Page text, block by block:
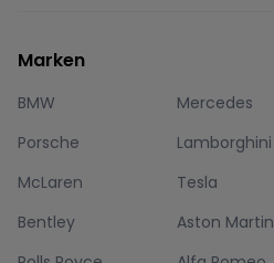
Marken
BMW Mercedes
Porsche
Lamborghini
McLaren
Tesla
Bentley
Aston Martin